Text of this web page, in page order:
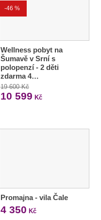
-46 %
Wellness pobyt na
Šumavě v Srní s
polopenzí - 2 děti
zdarma 4…
19 600 Kč
10 599 Kč
Promajna - vila Čale
4 350 Kč